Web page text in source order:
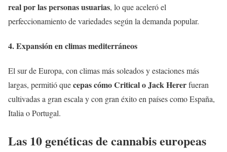
real por las personas usuarias, lo que aceleró el
perfeccionamiento de variedades según la demanda popular.
4. Expansión en climas mediterráneos
El sur de Europa, con climas más soleados y estaciones más
largas, permitió quecepas cómo Critical o Jack Hererfueran
cultivadas a gran escala y con gran éxito en países como España,
Italia o Portugal.
Las 10 genéticas de cannabis europeas